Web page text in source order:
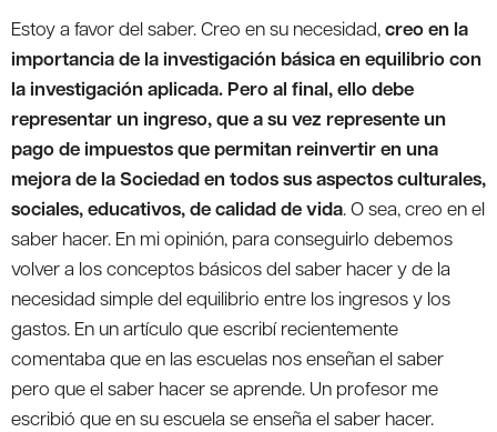
Estoy a favor del saber. Creo en su necesidad,creo en la
importancia de la investigación básica en equilibrio con
la investigación aplicada. Pero al final, ello debe
representar un ingreso, que a su vez represente un
pago de impuestos que permitan reinvertir en una
mejora de la Sociedad en todos sus aspectos culturales,
sociales, educativos, de calidad de vida. O sea, creo en el
saber hacer. En mi opinión, para conseguirlo debemos
volver a los conceptos básicos del saber hacer y de la
necesidad simple del equilibrio entre los ingresos y los
gastos. En un artículo que escribí recientemente
comentaba que en las escuelas nos enseñan el saber
pero que el saber hacer se aprende. Un profesor me
escribió que en su escuela se enseña el saber hacer.